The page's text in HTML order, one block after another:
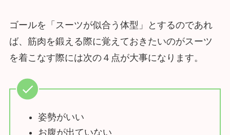
ゴールを「スーツが似合う体型」とするのであれ
ば、筋肉を鍛える際に覚えておきたいのがスーツ
を着こなす際には次の４点が大事になります。
姿勢がいい
お腹が出ていない